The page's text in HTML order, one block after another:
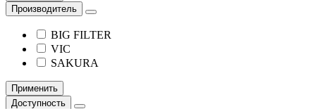
Производитель
BIG FILTER
VIC
SAKURA
Применить
Доступность